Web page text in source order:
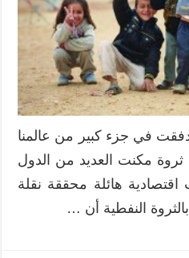
في جزء كبير من عالمنا
ثروة مكنت العديد من الدول
هائلة محققة نقلة
النفطية أن …